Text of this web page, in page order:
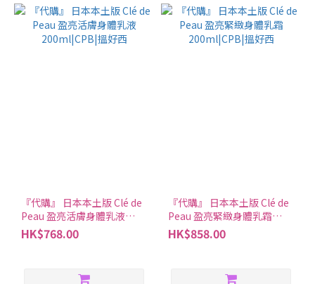
『代購』 日本本土版 Clé de
Peau 盈亮活膚身體乳液
200ml|CPB|搵好西
HK$768.00
『代購』 日本本土版 Clé de
Peau 盈亮緊緻身體乳霜
200ml|CPB|搵好西
HK$858.00